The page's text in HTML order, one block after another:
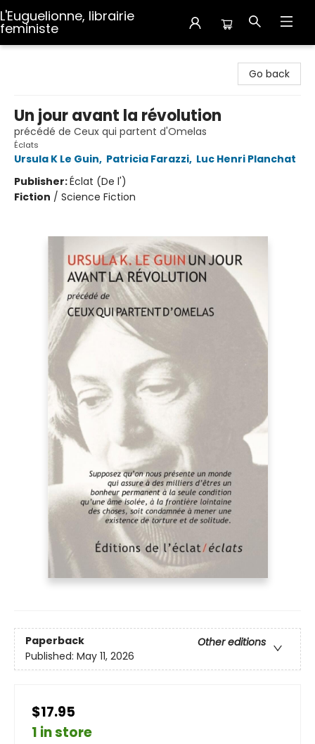
L'Euguelionne, librairie
feministe
Go back
Un jour avant la révolution
précédé de Ceux qui partent d'Omelas
Éclats
Ursula K Le Guin, Patricia Farazzi, Luc Henri Planchat
Publisher:Éclat (De l')
Fiction / Science Fiction
Paperback
Other editions
Published: May 11, 2026
$17.95
1 in store